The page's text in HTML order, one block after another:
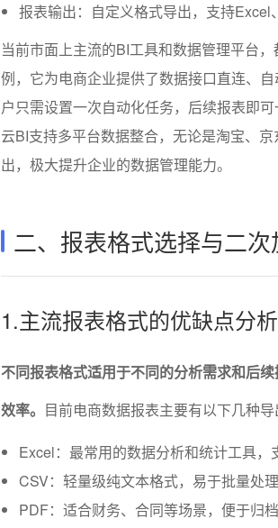
报表输出：自定义格式导出，支持Excel
当前市面上主流的BI工具和数据管理平台
例，它为电商企业提供了数据接口直连、
户只需设置一次自动化任务，后续报表即
云BI支持多平台数据整合，无论是淘宝、
出，极大提升企业的数据管理能力。
二、报表格式选择与二
1.主流报表格式的优缺点分析
不同报表格式适用于不同的分析需求和后
效率。 目前电商数据报表主要有以下几种导
Excel：最常用的数据分析和统计工具，
CSV：轻量级纯文本格式，易于批量处
PDF：适合财务、合同等场景，便于归档